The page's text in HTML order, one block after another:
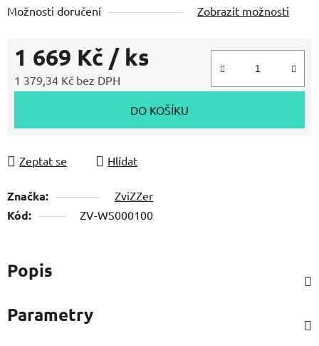
Možnosti doručení
Zobrazit možnosti
1 669 Kč / ks
1 379,34 Kč bez DPH
DO KOŠÍKU
Zeptat se Hlídat
Značka: ZviZZer
Kód: ZV-WS000100
Popis
Parametry